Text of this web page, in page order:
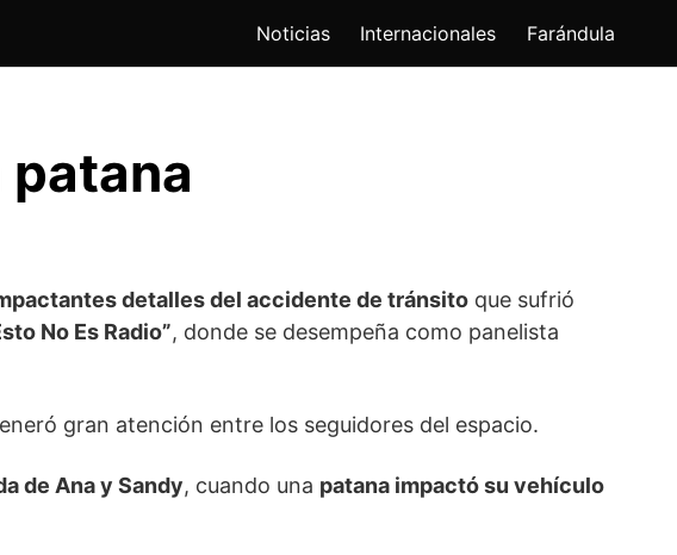
Noticias Internacionales Farándula
detalles del accidente de tránsito que sufrió
No Es Radio”, donde se desempeña como panelista
gran atención entre los seguidores del espacio.
de Ana y Sandy, cuando una patana impactó su vehículo